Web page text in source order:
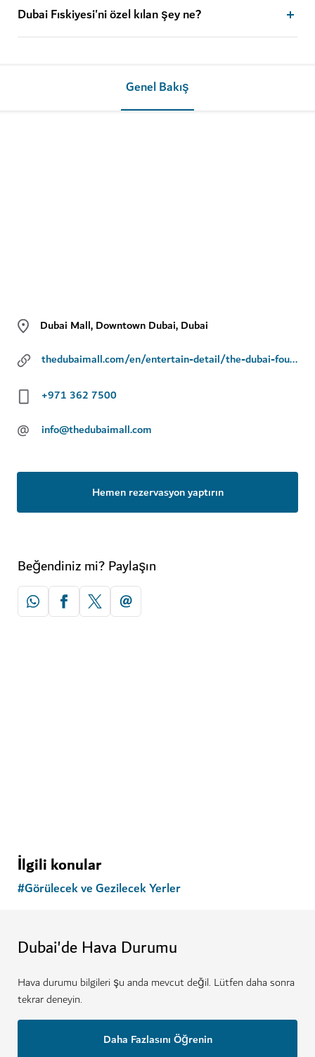
Dubai Fıskiyesi'ni özel kılan şey ne?
Genel Bakış
Dubai Mall, Downtown Dubai, Dubai
thedubaimall.com/en/entertain-detail/the-dubai-fountain-1
+971 362 7500
@ info@thedubaimall.com
Hemen rezervasyon yaptırın
Beğendiniz mi? Paylaşın
İlgili konular
#Görülecek ve Gezilecek Yerler
Dubai'de Hava Durumu
Hava durumu bilgileri şu anda mevcut değil. Lütfen daha sonra
tekrar deneyin.
Daha Fazlasını Öğrenin